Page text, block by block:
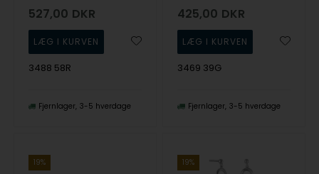
527,00 DKR
3488 58R
Fjernlager 3-5 hverdage
425,00 DKR
3469 39G
Fjernlager 3-5 hverdage
19% 19%